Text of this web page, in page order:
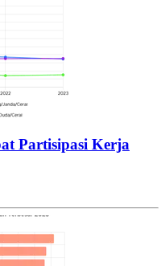
Partisipasi Kerja